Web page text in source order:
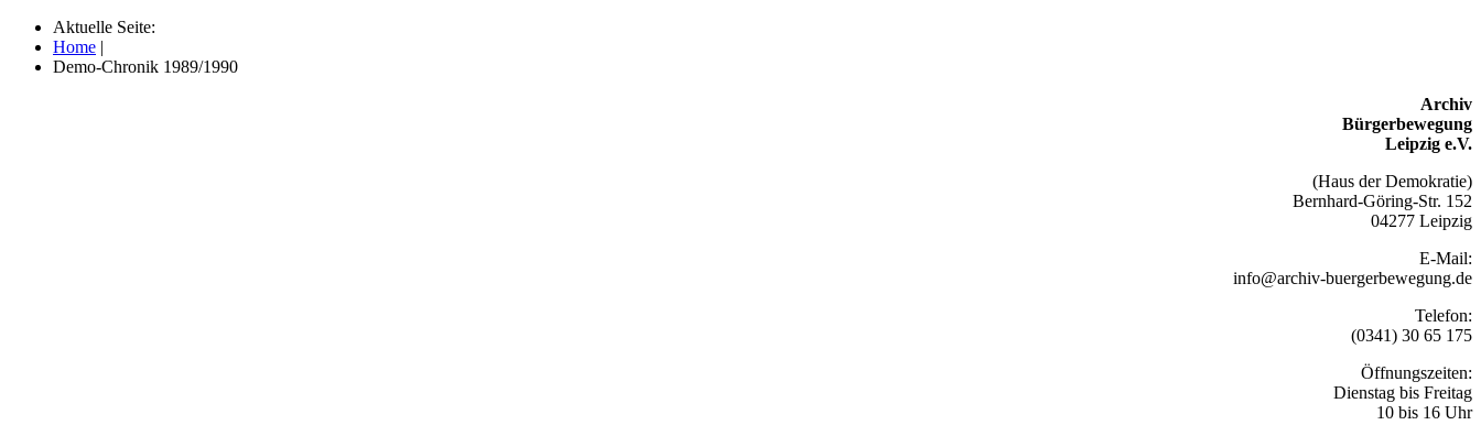
Aktuelle Seite:
Home |
Demo-Chronik 1989/1990
Archiv
Bürgerbewegung
Leipzig e.V.
(Haus der Demokratie)
Bernhard-Göring-Str. 152
04277 Leipzig
E-Mail:
info@archiv-buergerbewegung.de
Telefon:
(0341) 30 65 175
Öffnungszeiten:
Dienstag bis Freitag
10 bis 16 Uhr